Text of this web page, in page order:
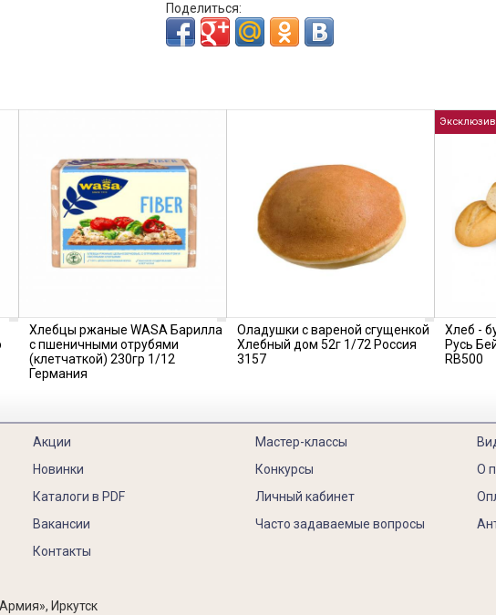
Поделиться:
Хлебцы ржаные WASA Барилла
с пшеничными отрубями
(клетчаткой) 230гр 1/12
Германия
Оладушки с вареной сгущенкой
Хлебный дом 52г 1/72 Россия
3157
Эксклюзив
Хлеб -
Русь
RB500
Акции
Новинки
Каталоги в PDF
Вакансии
Контакты
Мастер-классы
Конкурсы
Личный кабинет
Часто задаваемые вопросы
О
Иркутск